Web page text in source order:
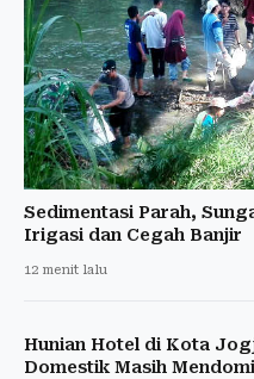
Sedimentasi Parah,
Irigasi dan Cegah Banjir
12 menit lalu
Hunian Hotel di Kota
Domestik Masih